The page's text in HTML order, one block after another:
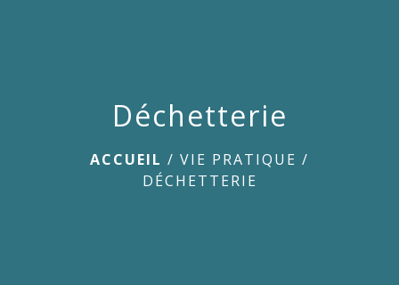
Déchetterie
ACCUEIL / VIE PRATIQUE /
DÉCHETTERIE